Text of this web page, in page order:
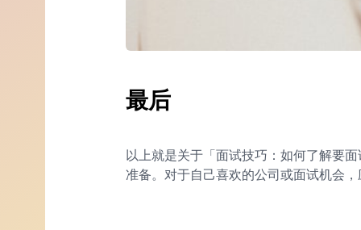
最后
以上就是关于「面试技巧：如何了解要
准备。对于自己喜欢的公司或面试机会